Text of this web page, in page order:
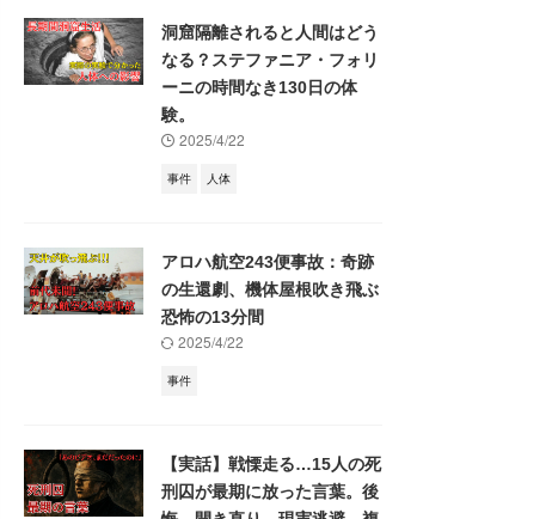
洞窟隔離されると人間はどう
なる？ステファニア・フォリ
ーニの時間なき130日の体
験。
2025/4/22
事件 人体
アロハ航空243便事故：奇跡
の生還劇、機体屋根吹き飛ぶ
恐怖の13分間
2025/4/22
事件
【実話】戦慄走る…15人の死
刑囚が最期に放った言葉。後